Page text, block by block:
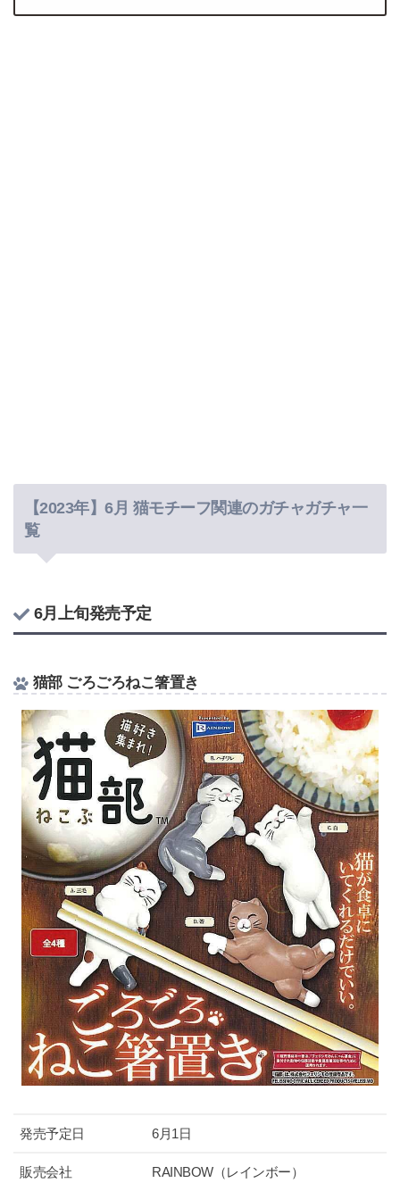
【2023年】6月 猫モチーフ関連のガチャガチャ一
覧
6月上旬発売予定
猫部 ごろごろねこ箸置き
発売予定日 6月1日
販売会社 RAINBOW（レインボー）